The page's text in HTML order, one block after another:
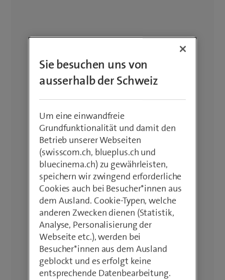
Sie besuchen uns von
ausserhalb der Schweiz
Um eine einwandfreie
Grundfunktionalität und damit den
Betrieb unserer Webseiten
(swisscom.ch, blueplus.ch und
bluecinema.ch) zu gewährleisten,
speichern wir zwingend erforderliche
Cookies auch bei Besucher*innen aus
dem Ausland. Cookie-Typen, welche
anderen Zwecken dienen (Statistik,
Analyse, Personalisierung der
Webseite etc.), werden bei
Besucher*innen aus dem Ausland
geblockt und es erfolgt keine
entsprechende Datenbearbeitung.